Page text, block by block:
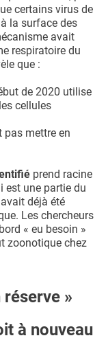
certains virus de
la surface des
avait
respiratoire du
que :
de 2020 utilise
cellules
pas mettre en
prend racine
est une partie du
déjà été
Les chercheurs
« eu besoin »
zoonotique chez
réserve »
à nouveau